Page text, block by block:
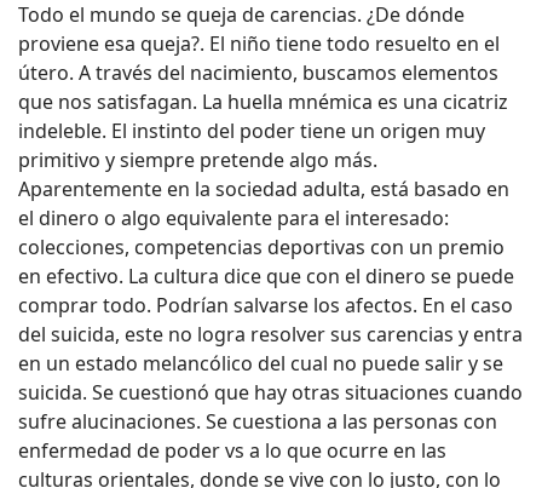
Todo el mundo se queja de carencias. ¿De dónde
proviene esa queja?. El niño tiene todo resuelto en el
útero. A través del nacimiento, buscamos elementos
que nos satisfagan. La huella mnémica es una cicatriz
indeleble. El instinto del poder tiene un origen muy
primitivo y siempre pretende algo más.
Aparentemente en la sociedad adulta, está basado en
el dinero o algo equivalente para el interesado:
colecciones, competencias deportivas con un premio
en efectivo. La cultura dice que con el dinero se puede
comprar todo. Podrían salvarse los afectos. En el caso
del suicida, este no logra resolver sus carencias y entra
en un estado melancólico del cual no puede salir y se
suicida. Se cuestionó que hay otras situaciones cuando
sufre alucinaciones. Se cuestiona a las personas con
enfermedad de poder vs a lo que ocurre en las
culturas orientales, donde se vive con lo justo, con lo